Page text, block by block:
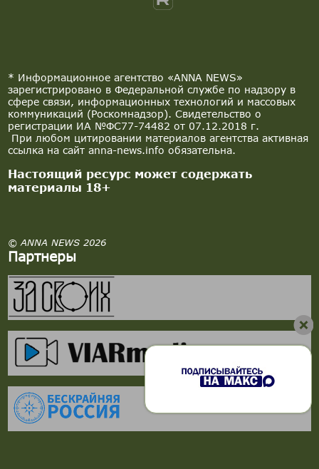
* Информационное агентство «ANNA NEWS»
зарегистрировано в Федеральной службе по надзору в
сфере связи, информационных технологий и массовых
коммуникаций (Роскомнадзор). Свидетельство о
регистрации ИА №ФС77-74482 от 07.12.2018 г.
При любом цитировании материалов агентства активная
ссылка на сайт anna-news.info обязательна.
Настоящий ресурс может содержать
материалы 18+
© ANNA NEWS 2026
Партнеры